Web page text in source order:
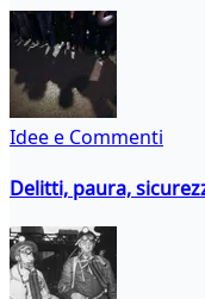
Idee e Commenti
Delitti, paura,